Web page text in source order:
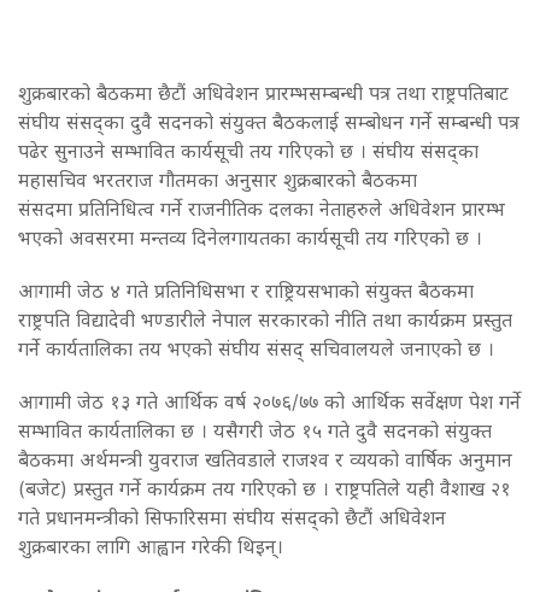
शुक्रबारको बैठकमा छैटौं अधिवेशन प्रारम्भसम्बन्धी पत्र तथा राष्ट्रपतिबाट
संघीय संसद्का दुवै सदनको संयुक्त बैठकलाई सम्बोधन गर्ने सम्बन्धी पत्र
पढेर सुनाउने सम्भावित कार्यसूची तय गरिएको छ । संघीय संसद्का
महासचिव भरतराज गौतमका अनुसार शुक्रबारको बैठकमा
संसदमा प्रतिनिधित्व गर्ने राजनीतिक दलका नेताहरुले अधिवेशन प्रारम्भ
भएको अवसरमा मन्तव्य दिनेलगायतका कार्यसूची तय गरिएको छ ।
आगामी जेठ ४ गते प्रतिनिधिसभा र राष्ट्रियसभाको संयुक्त बैठकमा
राष्ट्रपति विद्यादेवी भण्डारीले नेपाल सरकारको नीति तथा कार्यक्रम प्रस्तुत
गर्ने कार्यतालिका तय भएको संघीय संसद् सचिवालयले जनाएको छ ।
आगामी जेठ १३ गते आर्थिक वर्ष २०७६/७७ को आर्थिक सर्वेक्षण पेश गर्ने
सम्भावित कार्यतालिका छ । यसैगरी जेठ १५ गते दुवै सदनको संयुक्त
बैठकमा अर्थमन्त्री युवराज खतिवडाले राजश्व र व्ययको वार्षिक अनुमान
(बजेट) प्रस्तुत गर्ने कार्यक्रम तय गरिएको छ । राष्ट्रपतिले यही वैशाख २१
गते प्रधानमन्त्रीको सिफारिसमा संघीय संसद्को छैटौं अधिवेशन
शुक्रबारका लागि आह्वान गरेकी थिइन्।